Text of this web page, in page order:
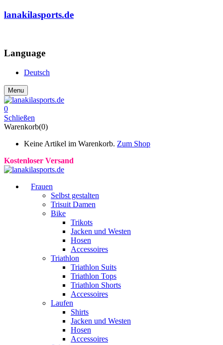
lanakilasports.de
Language
Deutsch
Menu
0
Schließen
Warenkorb(0)
Keine Artikel im Warenkorb. Zum Shop
Kostenloser Versand
Frauen
Selbst gestalten
Trisuit Damen
Bike
Trikots
Jacken und Westen
Hosen
Accessoires
Triathlon
Triathlon Suits
Triathlon Tops
Triathlon Shorts
Accessoires
Laufen
Shirts
Jacken und Westen
Hosen
Accessoires